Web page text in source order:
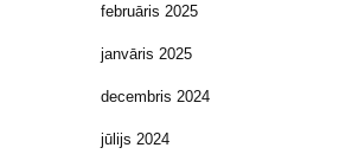
februāris 2025
janvāris 2025
decembris 2024
jūlijs 2024